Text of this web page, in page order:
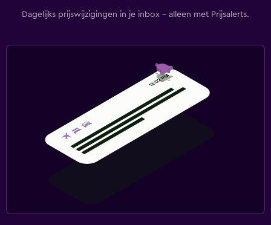
Dagelijks prijswijzigingen in je inbox - alleen met Prijsalerts.